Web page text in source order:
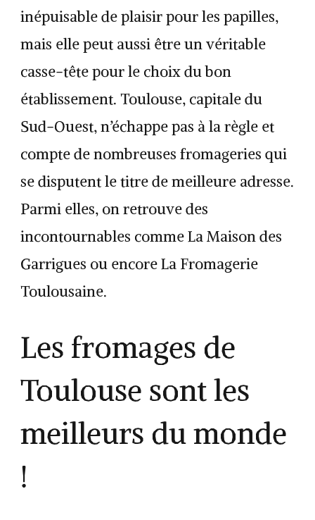
inépuisable de plaisir pour les papilles,
mais elle peut aussi être un véritable
casse-tête pour le choix du bon
établissement. Toulouse, capitale du
Sud-Ouest, n’échappe pas à la règle et
compte de nombreuses fromageries qui
se disputent le titre de meilleure adresse.
Parmi elles, on retrouve des
incontournables comme La Maison des
Garrigues ou encore La Fromagerie
Toulousaine.
Les fromages de
Toulouse sont les
meilleurs du monde
!